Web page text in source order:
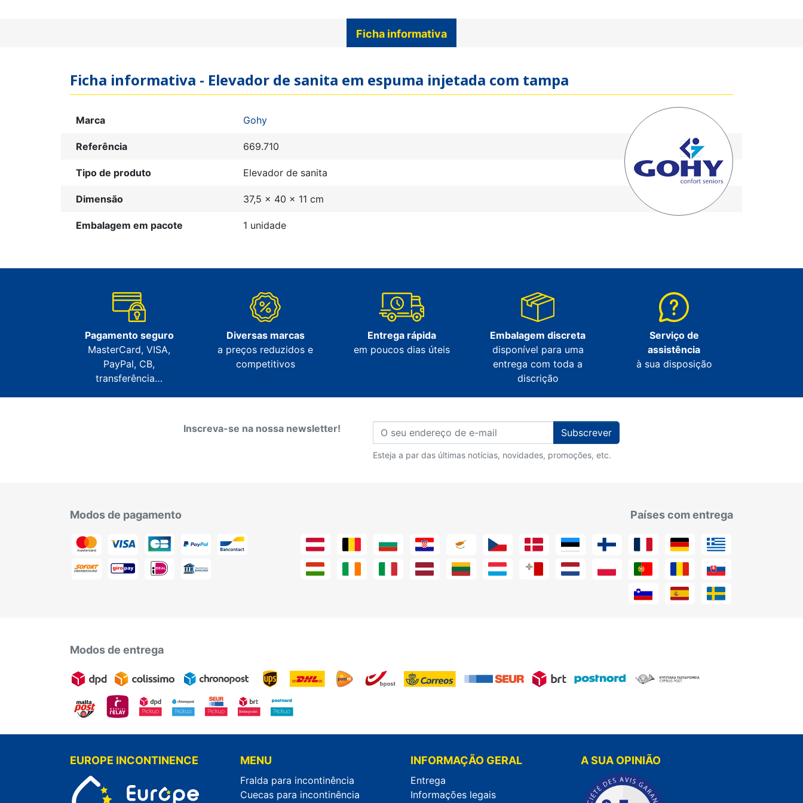
Ficha informativa
Ficha informativa - Elevador de sanita em espuma injetada com tampa
Marca Gohy
Referência 669.710
Tipo de produto Elevador de sanita
Dimensão 37,5 x 40 x 11 cm
Embalagem em pacote 1 unidade
Pagamento seguro
MasterCard, VISA,
PayPal, CB,
transferência…
Diversas marcas
a preços reduzidos e
competitivos
Entrega rápida
em poucos dias úteis
Embalagem discreta
disponível para uma
entrega com toda a
discrição
Serviço de
assistência
à sua disposição
Inscreva-se na nossa newsletter! Subscrever
Esteja a par das últimas notícias, novidades, promoções, etc.
Modos de pagamento Países com entrega
Modos de entrega
EUROPE INCONTINENCE MENU
Fralda para incontinência
Cuecas para incontinência
INFORMAÇÃO GERAL
Entrega
Informações legais
A SUA OPINIÃO